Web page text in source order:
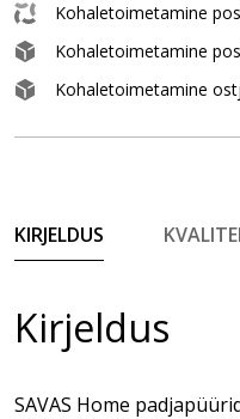
Kohaletoimetamine
Kohaletoimetamine
Kohaletoimetamine
KIRJELDUS
Kirjeldus
SAVAS Home